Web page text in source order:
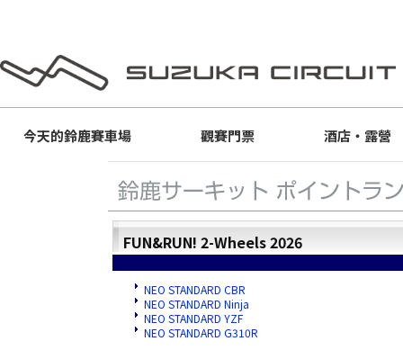
今天的鈴鹿賽車場 觀賽門票 酒店・露營
FUN&RUN! 2-Wheels 2026
NEO STANDARD CBR
NEO STANDARD Ninja
NEO STANDARD YZF
NEO STANDARD G310R